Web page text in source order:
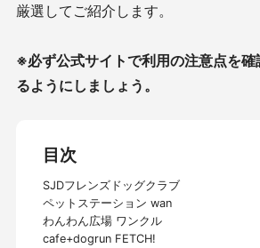
厳選してご紹介します。
※必ず公式サイトで利用の注意点を
るようにしましょう。
目次
SJDフレンズドッグクラブ
ペットステーション wan
わんわん広場 ワンクル
cafe+dogrun FETCH!